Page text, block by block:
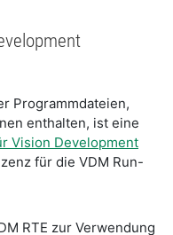
Programmdateien,
enthalten, ist eine
Vision Development
für die VDM Run-
RTE zur Verwendung